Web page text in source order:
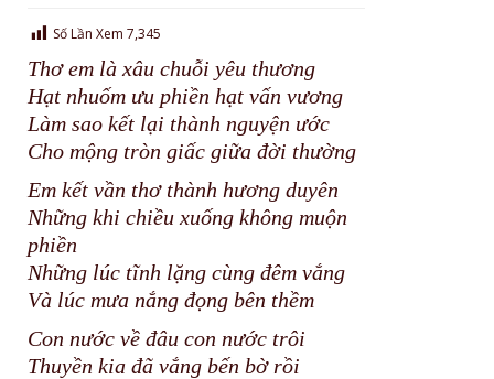
Số Lần Xem 7,345
Thơ em là xâu chuỗi yêu thương
Hạt nhuốm ưu phiền hạt vấn vương
Làm sao kết lại thành nguyện ước
Cho mộng tròn giấc giữa đời thường
Em kết vần thơ thành hương duyên
Những khi chiều xuống không muộn
phiền
Những lúc tĩnh lặng cùng đêm vắng
Và lúc mưa nắng đọng bên thềm
Con nước về đâu con nước trôi
Thuyền kia đã vắng bến bờ rồi